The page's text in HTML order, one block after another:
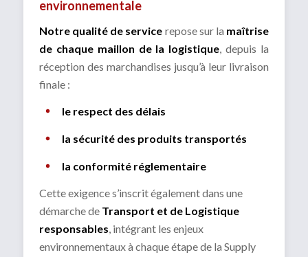
environnementale
Notre qualité de service repose sur la maîtrise
de chaque maillon de la logistique, depuis la
réception des marchandises jusqu’à leur livraison
finale :
le respect des délais
la sécurité des produits transportés
la conformité réglementaire
Cette exigence s’inscrit également dans une
démarche de Transport et de Logistique
responsables, intégrant les enjeux
environnementaux à chaque étape de la Supply